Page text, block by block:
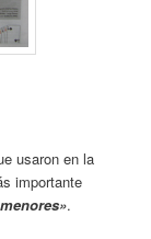
usaron en la
importante
.